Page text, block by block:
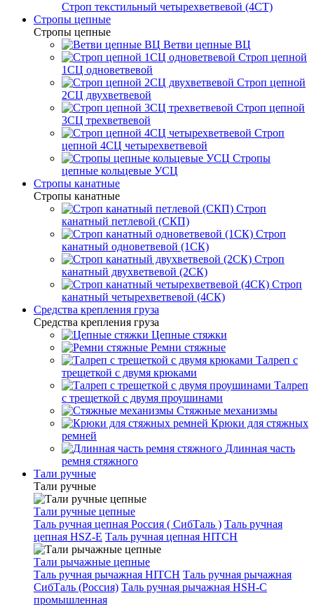
Строп текстильный четырехветвевой (4СТ)
Стропы цепные
Стропы цепные
Ветви цепные ВЦ
Строп цепной
1СЦ одноветвевой
Строп цепной
2СЦ двухветвевой
Строп цепной
3СЦ трехветвевой
Строп
цепной 4СЦ четырехветвевой
Стропы
цепные кольцевые УСЦ
Стропы канатные
Стропы канатные
Строп
канатный петлевой (СКП)
Строп
канатный одноветвевой (1СК)
Строп
канатный двухветвевой (2СК)
Строп
канатный четырехветвевой (4СК)
Средства крепления груза
Средства крепления груза
Цепные стяжки
Ремни стяжные
Талреп с
трещеткой с двумя крюками
Талреп
с трещеткой с двумя проушинами
Стяжные механизмы
Крюки для стяжных
ремней
Длинная часть
ремня стяжного
Тали ручные
Тали ручные
Тали ручные цепные
Таль ручная цепная Россия ( СибТаль ) Таль ручная
цепная HSZ-E Таль ручная цепная HITCH
Тали рычажные цепные
Таль ручная рычажная HITCH Таль ручная рычажная
СибТаль (Россия) Таль ручная рычажная HSH-C
промышленная